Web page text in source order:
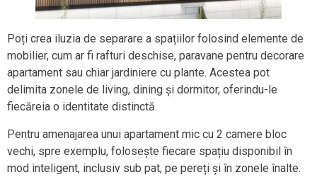
Poți crea iluzia de separare a spațiilor folosind elemente de
mobilier, cum ar fi rafturi deschise, paravane pentru decorare
apartament sau chiar jardiniere cu plante. Acestea pot
delimita zonele de living, dining și dormitor, oferindu-le
fiecăreia o identitate distinctă.
Pentru amenajarea unui apartament mic cu 2 camere bloc
vechi, spre exemplu, folosește fiecare spațiu disponibil în
mod inteligent, inclusiv sub pat, pe pereți și în zonele înalte.